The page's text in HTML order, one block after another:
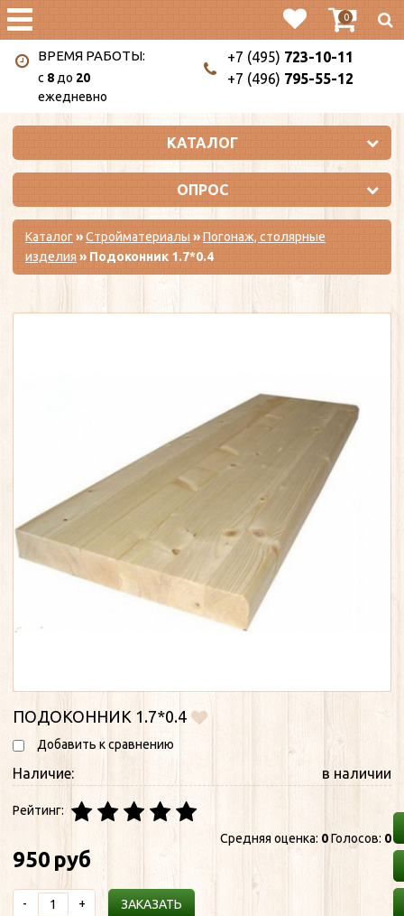
0
ВРЕМЯ РАБОТЫ:
c 8 до 20
ежедневно
+7 (495) 723-10-11
+7 (496) 795-55-12
КАТАЛОГ
ОПРОС
Каталог»Стройматериалы »Погонаж, столярные
изделия » Подоконник 1.7*0.4
ПОДОКОННИК 1.7*0.4
Добавить к сравнению
Наличие: в наличии
Рейтинг:
Средняя оценка: 0Голосов: 0
950 руб
- + ЗАКАЗАТЬ